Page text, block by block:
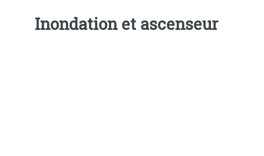
Inondation et ascenseur